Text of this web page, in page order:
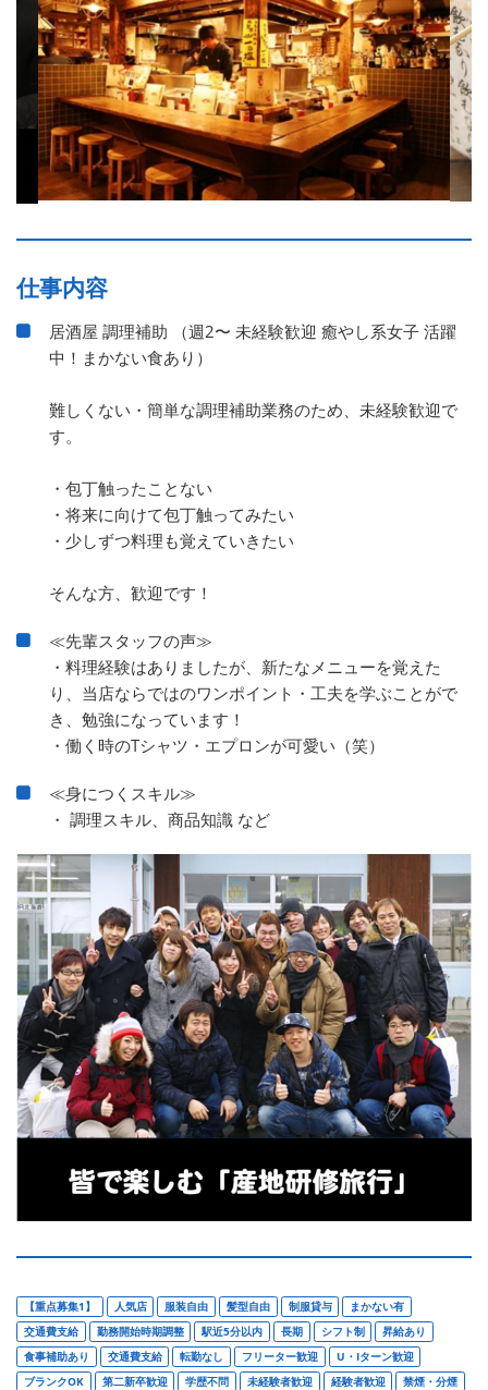
仕事内容
居酒屋 調理補助 （週2〜 未経験歓迎 癒やし系女子 活躍
中！まかない食あり）
難しくない・簡単な調理補助業務のため、未経験歓迎で
す。
・包丁触ったことない
・将来に向けて包丁触ってみたい
・少しずつ料理も覚えていきたい
そんな方、歓迎です！
≪先輩スタッフの声≫
・料理経験はありましたが、新たなメニューを覚えた
り、当店ならではのワンポイント・工夫を学ぶことがで
き、勉強になっています！
・働く時のTシャツ・エプロンが可愛い（笑）
≪身につくスキル≫
・ 調理スキル、商品知識 など
【重点募集1】 人気店 服装自由 髪型自由 制服貸与
まかない有
交通費支給
勤務開始時期調整 駅近5分以内 長期 シフト制
昇給あり
食事補助あり
交通費支給 転勤なし フリーター歓迎
U・Iターン歓迎
ブランクOK
第二新卒歓迎 学歴不問 未経験者歓迎 経験者歓迎
禁煙・分煙